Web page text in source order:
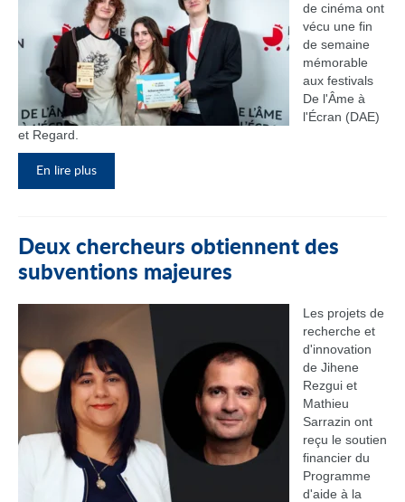
de cinéma ont
vécu une fin
de semaine
mémorable
aux festivals
De l'Âme à
l'Écran (DAE)
et Regard.
En lire plus
Deux chercheurs obtiennent des
subventions majeures
Les projets de
recherche et
d'innovation
de Jihene
Rezgui et
Mathieu
Sarrazin ont
reçu le soutien
financier du
Programme
d'aide à la